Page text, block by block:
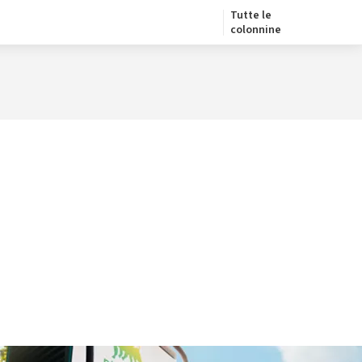
Tutte le
colonnine